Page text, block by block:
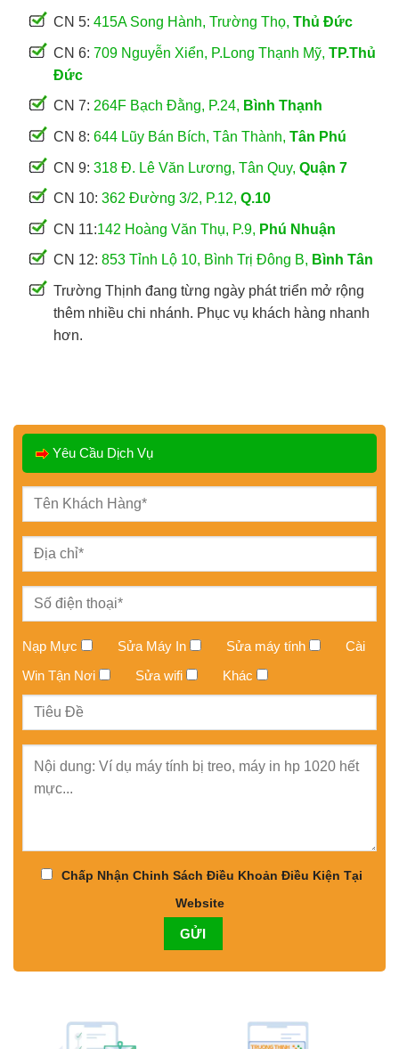
CN 5: 415A Song Hành, Trường Thọ, Thủ Đức
CN 6: 709 Nguyễn Xiển, P.Long Thạnh Mỹ, TP.Thủ
Đức
CN 7: 264F Bạch Đằng, P.24, Bình Thạnh
CN 8: 644 Lũy Bán Bích, Tân Thành, Tân Phú
CN 9: 318 Đ. Lê Văn Lương, Tân Quy, Quận 7
CN 10: 362 Đường 3/2, P.12, Q.10
CN 11:142 Hoàng Văn Thụ, P.9, Phú Nhuận
CN 12: 853 Tỉnh Lộ 10, Bình Trị Đông B, Bình Tân
Trường Thịnh đang từng ngày phát triển mở rộng
thêm nhiều chi nhánh. Phục vụ khách hàng nhanh
hơn.
Yêu Cầu Dịch Vụ
Nạp Mực Sửa Máy In Sửa máy tính
Cài
Win Tận Nơi
Sửa wifi Khác
Chấp Nhận Chinh Sách Điều Khoản Điều Kiện Tại
Website